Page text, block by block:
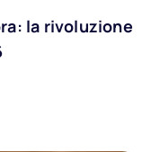
la rivoluzione